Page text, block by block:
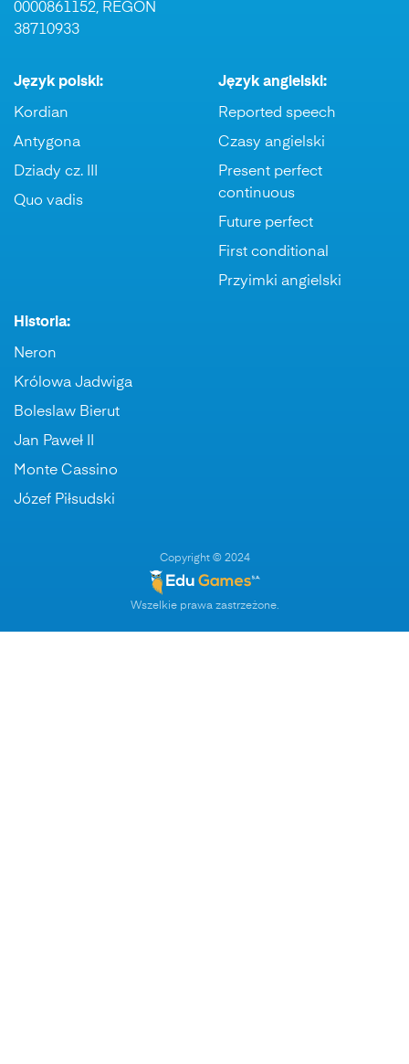
0000861152, REGON
38710933
Język polski:
Kordian
Antygona
Dziady cz. III
Quo vadis
Język angielski:
Reported speech
Czasy angielski
Present perfect
continuous
Future perfect
First conditional
Przyimki angielski
Historia:
Neron
Królowa Jadwiga
Boleslaw Bierut
Jan Paweł II
Monte Cassino
Józef Piłsudski
Copyright © 2024
Wszelkie prawa zastrzeżone.